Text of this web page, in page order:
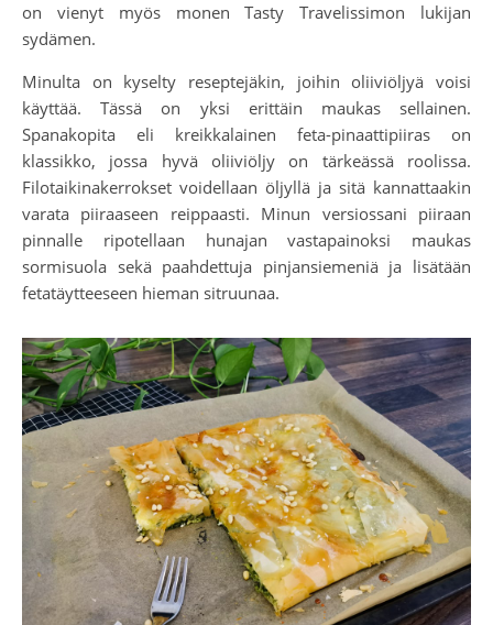
on vienyt myös monen Tasty Travelissimon lukijan
sydämen.
Minulta on kyselty reseptejäkin, joihin oliiviöljyä voisi
käyttää. Tässä on yksi erittäin maukas sellainen.
Spanakopita eli kreikkalainen feta-pinaattipiiras on
klassikko, jossa hyvä oliiviöljy on tärkeässä roolissa.
Filotaikinakerrokset voidellaan öljyllä ja sitä kannattaakin
varata piiraaseen reippaasti. Minun versiossani piiraan
pinnalle ripotellaan hunajan vastapainoksi maukas
sormisuola sekä paahdettuja pinjansiemeniä ja lisätään
fetatäytteeseen hieman sitruunaa.